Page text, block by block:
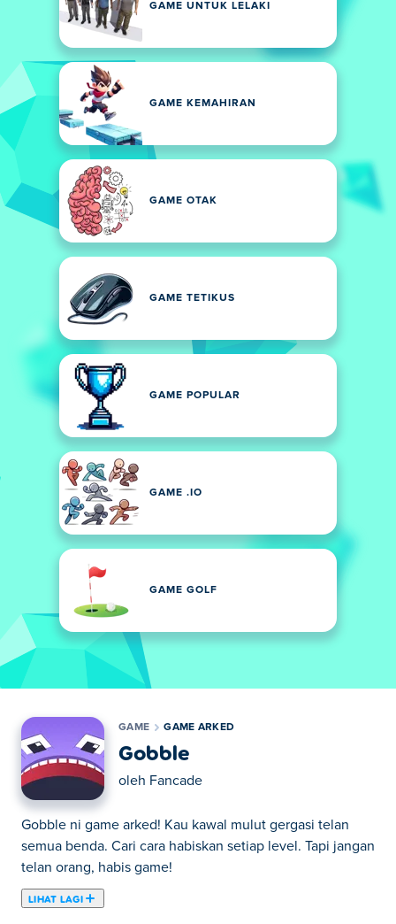
GAME UNTUK LELAKI
GAME KEMAHIRAN
GAME OTAK
GAME TETIKUS
GAME POPULAR
GAME .IO
GAME GOLF
GAME GAME ARKED
Gobble
oleh Fancade
Gobble ni game arked! Kau kawal mulut gergasi telan
semua benda. Cari cara habiskan setiap level. Tapi jangan
telan orang, habis game!
LIHAT LAGI